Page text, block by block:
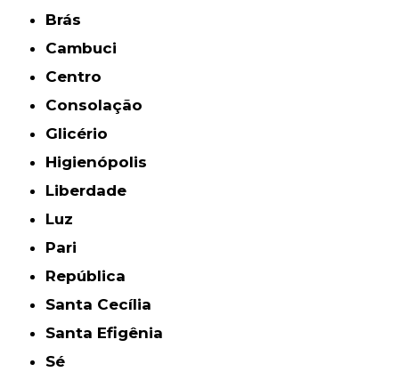
Brás
Cambuci
Centro
Consolação
Glicério
Higienópolis
Liberdade
Luz
Pari
República
Santa Cecília
Santa Efigênia
Sé